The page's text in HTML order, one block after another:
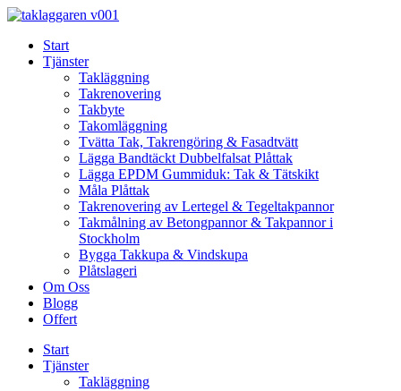
Skip
contentStart
Tjänster
Takläggning
Takrenovering
Takbyte
Takomläggning
Tvätta Tak, Takrengöring & Fasadtvätt
Lägga Bandtäckt Dubbelfalsat Plåttak
Lägga EPDM Gummiduk: Tak & Tätskikt
Måla Plåttak
Takrenovering av Lertegel & Tegeltakpannor
Takmålning av Betongpannor & Takpannor i
Stockholm
Bygga Takkupa & Vindskupa
Plåtslageri
Om Oss
Blogg
Offert
Start
Tjänster
Takläggning